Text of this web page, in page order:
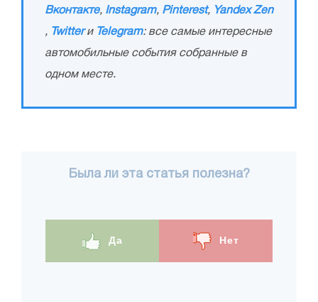
Вконтакте, Instagram, Pinterest, Yandex Zen
, Twitterи Telegram: все самые интересные
автомобильные события собранные в
одном месте.
Была ли эта статья полезна?
Да Нет